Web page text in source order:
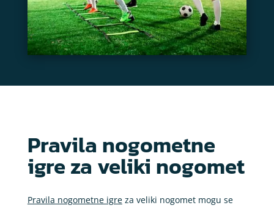
Pravila nogometne
igre za veliki nogomet
Pravila nogometne igreza veliki nogomet mogu se